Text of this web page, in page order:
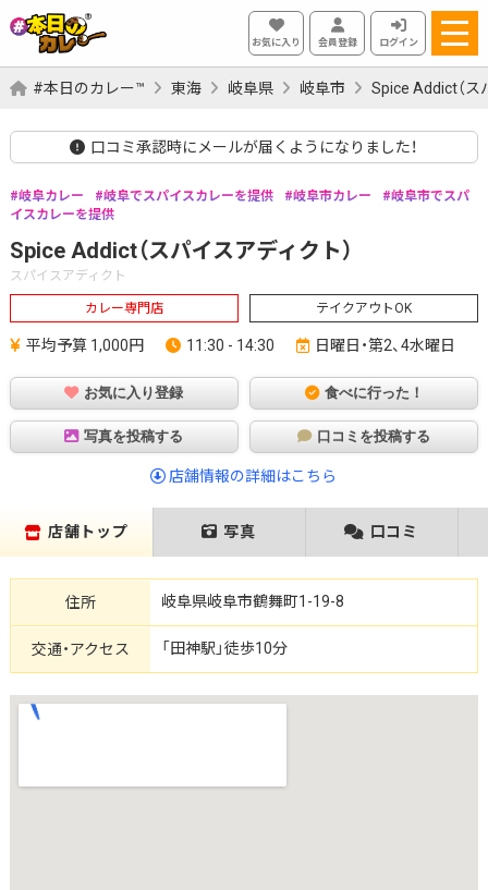
お気に入り 会員登録 ログイン
#本日のカレー™ 東海 岐阜県 岐阜市 Spice Addict（ス
口コミ承認時にメールが届くようになりました！
岐阜カレー 岐阜でスパイスカレーを提供 岐阜市カレー
岐阜市でスパ
イスカレーを提供
Spice Addict（スパイスアディクト）
スパイスアディクト
カレー専門店 テイクアウトOK
平均予算 1,000円 11:30 - 14:30 日曜日・第2、4水曜日
お気に入り登録 食べに行った！
写真を投稿する 口コミを投稿する
店舗情報の詳細はこちら
店舗トップ 写真 口コミ
住所 岐阜県岐阜市鶴舞町1-19-8
交通・アクセス 「田神駅」徒歩10分